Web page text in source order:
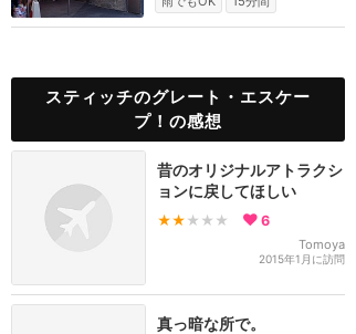
スティッチのグレート・エスケー
プ！の感想
昔のオリジナルアトラクシ
ョンに戻してほしい
★★ ★★★ 6
Tomoya
2015年1月に訪問
真っ暗な所で。